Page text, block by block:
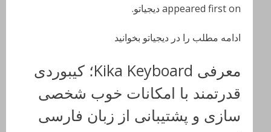
appeared first on دیجیاتو.
ادامه مطلب را در دیجیاتو بخوانید
معرفی Kika Keyboard؛ کیبوردی
قدرتمند با امکانات خوب شخصی
سازی و پشتیبانی از زبان فارسی